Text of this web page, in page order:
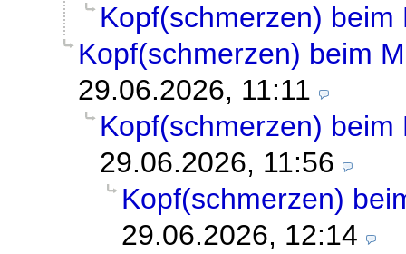
Kopf(schmerzen) beim
Kopf(schmerzen) beim
29.06.2026, 11:11
Kopf(schmerzen) beim
29.06.2026, 11:56
Kopf(schmerzen)
29.06.2026, 12:14